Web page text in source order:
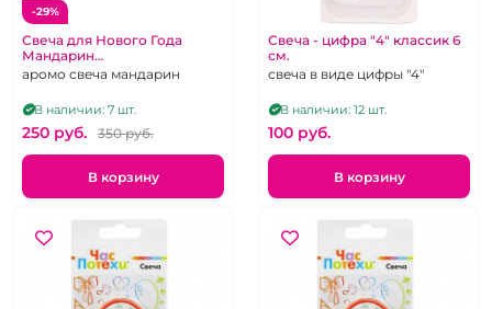
-29%
Свеча для Нового Года
Мандарин
ароматизированная
аромо свеча мандарин
В наличии: 7 шт.
250 pуб. 350 pуб.
В корзину
Свеча - цифра "4" классик 6
см.
свеча в виде цифры "4"
В наличии: 12 шт.
100 pуб.
В корзину